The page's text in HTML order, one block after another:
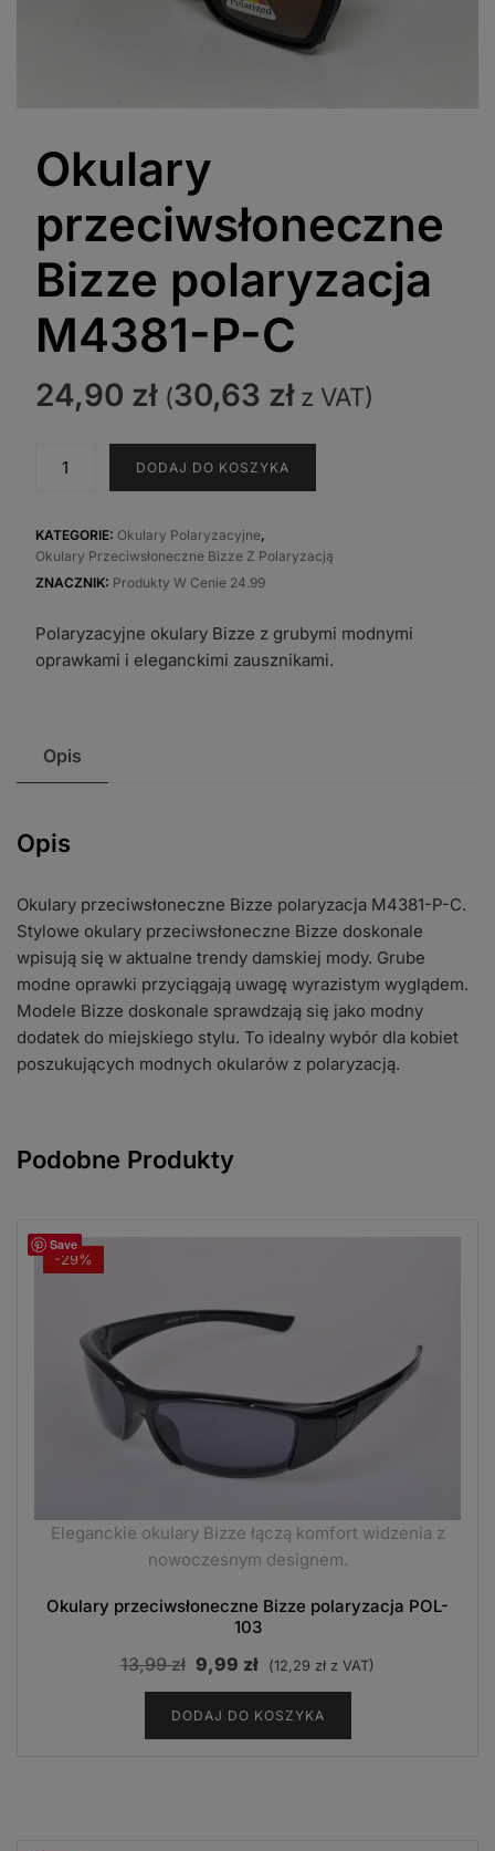
Okulary
przeciwsłoneczne
Bizze polaryzacja
M4381-P-C
24,90 zł (30,63 złz VAT)
Bizze
polaryzacja
M4381-
C
DODAJ DO KOSZYKA
KATEGORIE: Okulary Polaryzacyjne,
Okulary Przeciwsłoneczne Bizze Z Polaryzacją
ZNACZNIK: Produkty W Cenie 24.99
Polaryzacyjne okulary Bizze z grubymi modnymi
oprawkami i eleganckimi zausznikami.
Opis
Opis
Okulary przeciwsłoneczne Bizze polaryzacja M4381-P-C.
Stylowe okulary przeciwsłoneczne Bizze doskonale
wpisują się w aktualne trendy damskiej mody. Grube
modne oprawki przyciągają uwagę wyrazistym wyglądem.
Modele Bizze doskonale sprawdzają się jako modny
dodatek do miejskiego stylu. To idealny wybór dla kobiet
poszukujących modnych okularów z polaryzacją.
Podobne Produkty
Save
-29%
Eleganckie okulary Bizze łączą komfort widzenia z
nowoczesnym designem.
Okulary przeciwsłoneczne Bizze polaryzacja POL-
103
13,99zł Pierwotna
cena
wynosiła:
13,99 zł.
9,99 zł Aktualna
cena
wynosi:
9,99 zł.
(12,29 zł z VAT)
DODAJ DO KOSZYKA